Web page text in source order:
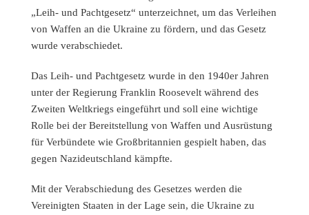
„Leih- und Pachtgesetz“ unterzeichnet, um das Verleihen
von Waffen an die Ukraine zu fördern, und das Gesetz
wurde verabschiedet.
Das Leih- und Pachtgesetz wurde in den 1940er Jahren
unter der Regierung Franklin Roosevelt während des
Zweiten Weltkriegs eingeführt und soll eine wichtige
Rolle bei der Bereitstellung von Waffen und Ausrüstung
für Verbündete wie Großbritannien gespielt haben, das
gegen Nazideutschland kämpfte.
Mit der Verabschiedung des Gesetzes werden die
Vereinigten Staaten in der Lage sein, die Ukraine zu